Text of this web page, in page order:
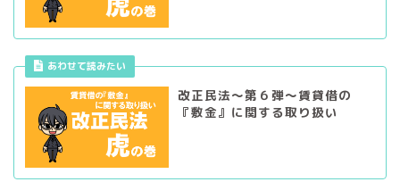
あわせて読みたい
改正民法～第６弾～賃貸借の
『敷金』に関する取り扱い